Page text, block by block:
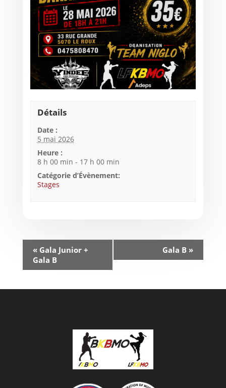
Détails
Date :
5 mai 2026
Heure :
8 h 00 min - 17 h 00 min
Catégorie d’Évènement:
Stages
«Gala Junior +
Gala B
Gala B »